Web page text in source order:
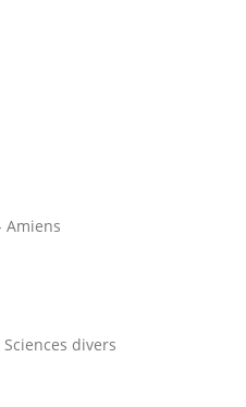
Amiens
divers